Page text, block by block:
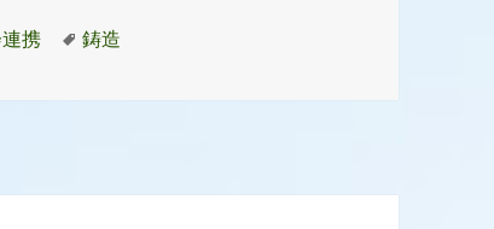
携
タ
鋳造